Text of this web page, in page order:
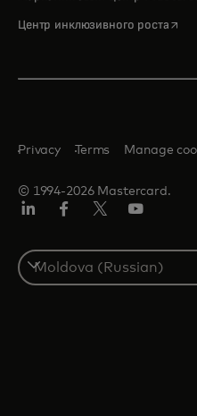
Центр инклюзивного роста
© 1994-2026 Mastercard.
Privacy Terms Manage
Select
a
country